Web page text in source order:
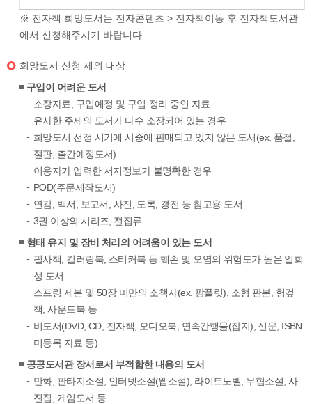
※ 전자책 희망도서는 전자콘텐츠 > 전자책이동 후 전자책도서관
에서 신청해주시기 바랍니다.
희망도서 신청 제외 대상
구입이 어려운 도서
소장자료, 구입예정 및 구입·정리 중인 자료
유사한 주제의 도서가 다수 소장되어 있는 경우
희망도서 선정 시기에 시중에 판매되고 있지 않은 도서(ex. 품절,
절판, 출간예정도서)
이용자가 입력한 서지정보가 불명확한 경우
POD(주문제작도서)
연감, 백서, 보고서, 사전, 도록, 경전 등 참고용 도서
3권 이상의 시리즈, 전집류
형태 유지 및 장비 처리의 어려움이 있는 도서
필사책, 컬러링북, 스티커북 등 훼손 및 오염의 위험도가 높은 일회
성 도서
스프링 제본 및 50장 미만의 소책자(ex. 팜플릿), 소형 판본, 헝겊
책, 사운드북 등
비도서(DVD, CD, 전자책, 오디오북, 연속간행물(잡지), 신문, ISBN
미등록 자료 등)
공공도서관 장서로서 부적합한 내용의 도서
만화, 판타지소설, 인터넷소설(웹소설), 라이트노벨, 무협소설, 사
진집, 게임도서 등